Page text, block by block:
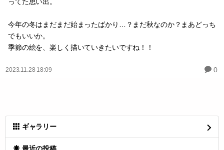
今年の冬はまだまだ始まったばかり…？まだ秋なのか？まあどっち
でもいいか。
季節の絵を、楽しく描いていきたいですね！！
2023.11.28 18:09 0
ギャラリー